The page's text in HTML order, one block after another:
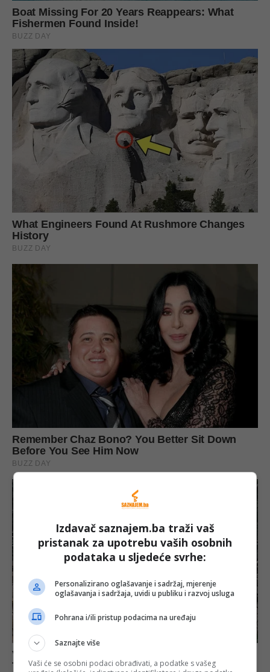
Izdavač saznajem.ba traži vaš
pristanak za upotrebu vaših osobnih
podataka u sljedeće svrhe:
Personalizirano oglašavanje i sadržaj, mjerenje
oglašavanja i sadržaja, uvidi u publiku i razvoj usluga
Pohrana i/ili pristup podacima na uređaju
Saznajte više
Vaši će se osobni podaci obrađivati, a podatke s vašeg